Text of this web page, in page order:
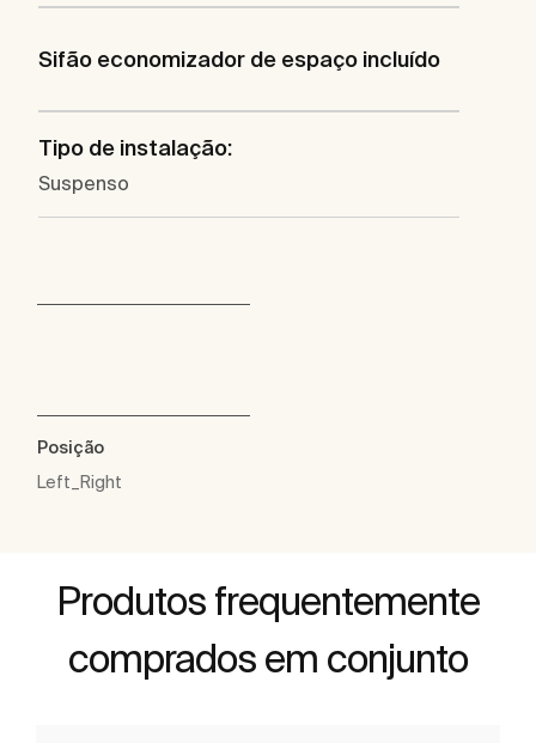
Sifão economizador de espaço incluído
Tipo de instalação:
Suspenso
Posição
Left_Right
Produtos frequentemente
comprados em conjunto